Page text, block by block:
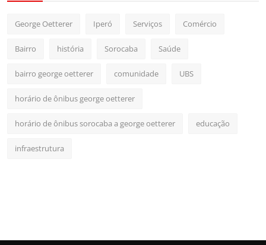
George Oetterer Iperó Serviços Comércio
Bairro história Sorocaba Saúde
bairro george oetterer comunidade UBS
horário de ônibus george oetterer
horário de ônibus sorocaba a george oetterer educação
infraestrutura